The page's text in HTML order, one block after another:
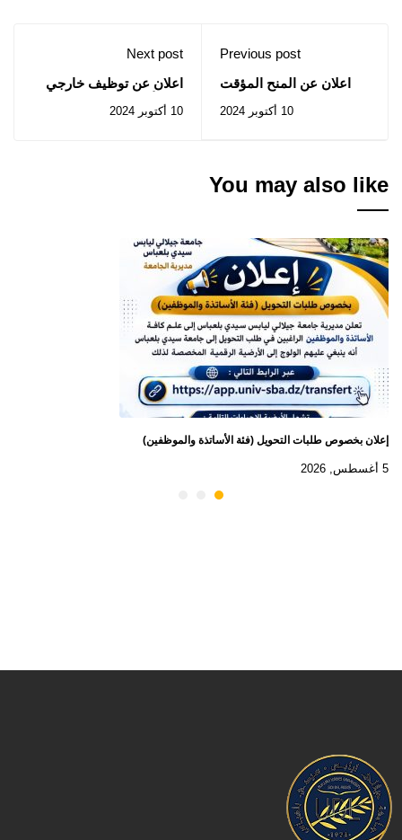
Previous post
اعلان عن المنح المؤقت
للصفقة المتعلقة
بأشغال تهيئة المكتبة
10 أكتوبر 2024
Next post
اعلان عن توظيف خارجي
على أساس الإختبارات
-متصرف
10 أكتوبر 2024
You may also like
إعلان بخصوص طلبات التحويل (فئة الأساتذة والموظفين)
5 أغسطس, 2026